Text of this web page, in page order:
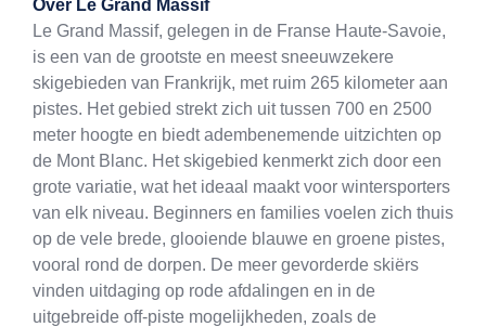
Over Le Grand Massif
Le Grand Massif, gelegen in de Franse Haute-Savoie,
is een van de grootste en meest sneeuwzekere
skigebieden van Frankrijk, met ruim 265 kilometer aan
pistes. Het gebied strekt zich uit tussen 700 en 2500
meter hoogte en biedt adembenemende uitzichten op
de Mont Blanc. Het skigebied kenmerkt zich door een
grote variatie, wat het ideaal maakt voor wintersporters
van elk niveau. Beginners en families voelen zich thuis
op de vele brede, glooiende blauwe en groene pistes,
vooral rond de dorpen. De meer gevorderde skiërs
vinden uitdaging op rode afdalingen en in de
uitgebreide off-piste mogelijkheden, zoals de